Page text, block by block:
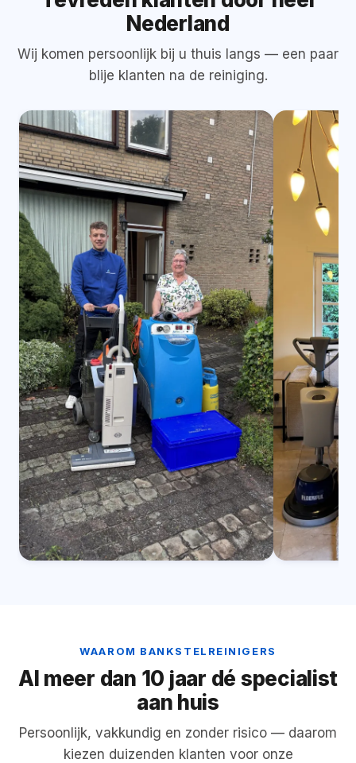
Nederland
Wij komen persoonlijk bij u thuis langs — een paar
blije klanten na de reiniging.
WAAROM BANKSTELREINIGERS
Al meer dan 10 jaar dé specialist
aan huis
Persoonlijk, vakkundig en zonder risico — daarom
kiezen duizenden klanten voor onze